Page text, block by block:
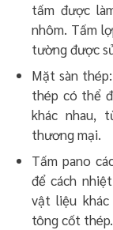
tấm được
nhôm. Tấm
tường được
Mặt sàn
thép có thể
khác nhau,
thương mại.
Tấm pano
để cách
vật liệu khác
tông cốt thép.